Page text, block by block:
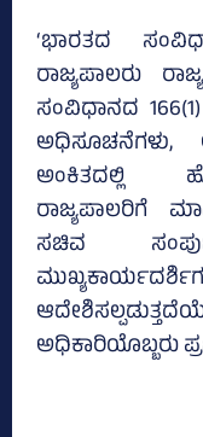
‘ಭಾರತದ
ರಾಜ್ಯಪಾಲರು
ಸಂವಿಧಾನದ
ಅಧಿಸೂಚನೆಗಳು,
ಅಂಕಿತದಲ್ಲಿ
ರಾಜ್ಯಪಾಲರಿಗೆ
ಸಚಿವ
ಅಧಿಕಾರಿಯೊಬ್ಬರು